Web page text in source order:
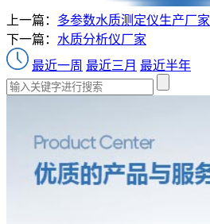
上一篇： 多参数水质测定仪生产厂家
下一篇： 水质分析仪厂家
最近一周 最近三月 最近半年